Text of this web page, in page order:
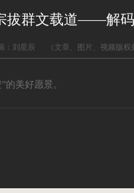
拔群文载道——解
：刘星辰 （文章、图片、视频版
的美好愿景。